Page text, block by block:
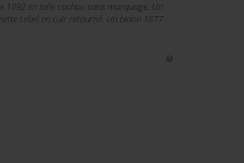
1892 en toile cachou sans marquage. Un
Lebel en cuir retourné. Un bidon 1877